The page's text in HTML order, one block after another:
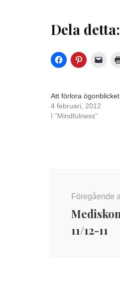
Dela detta:
Att förlora ögonblicket
4 februari, 2012
I ”Mindfulness”
Föregående
11/12-11